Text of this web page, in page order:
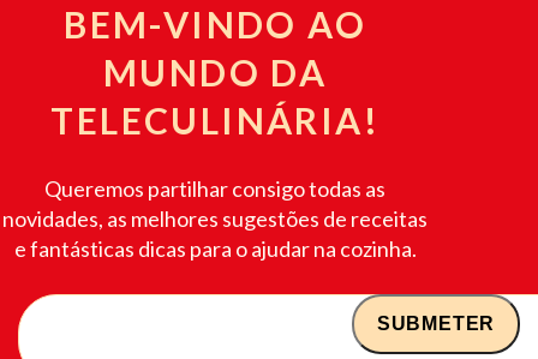
BEM-VINDO AO
MUNDO DA
TELECULINÁRIA!
Queremos partilhar consigo todas as
novidades, as melhores sugestões de receitas
e fantásticas dicas para o ajudar na cozinha.